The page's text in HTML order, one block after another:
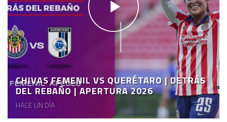
CHIVAS FEMENIL VS QUERÉTARO | DETRÁS
DEL REBAÑO | APERTURA 2026
HACE UN DÍA